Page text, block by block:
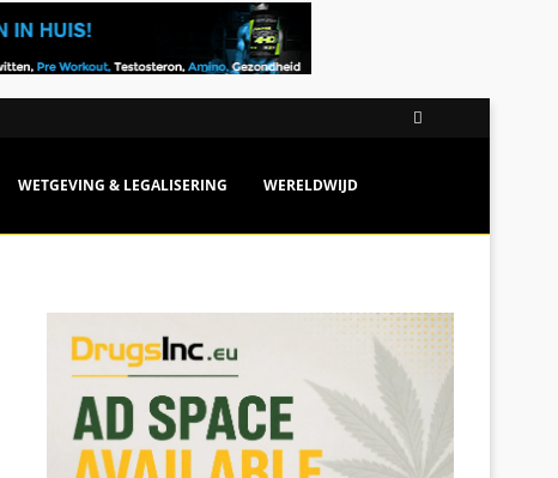
WETGEVING & LEGALISERING WERELDWIJD